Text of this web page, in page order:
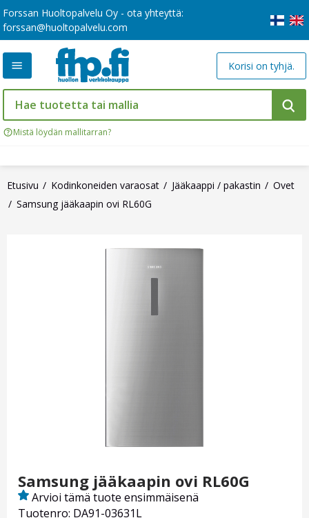
Forssan Huoltopalvelu Oy - ota yhteyttä:
forssan@huoltopalvelu.com
Mistä löydän mallitarran?
Korisi on tyhjä.
Etusivu Kodinkoneiden varaosat Jääkaappi / pakastin
Ovet
Samsung jääkaapin ovi RL60G
Samsung jääkaapin ovi RL60G
Tuotenro: DA91-03631L
Arvioi tämä tuote ensimmäisenä